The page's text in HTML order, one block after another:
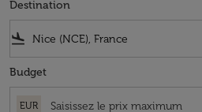
Destination
flight_land
Budget
EUR